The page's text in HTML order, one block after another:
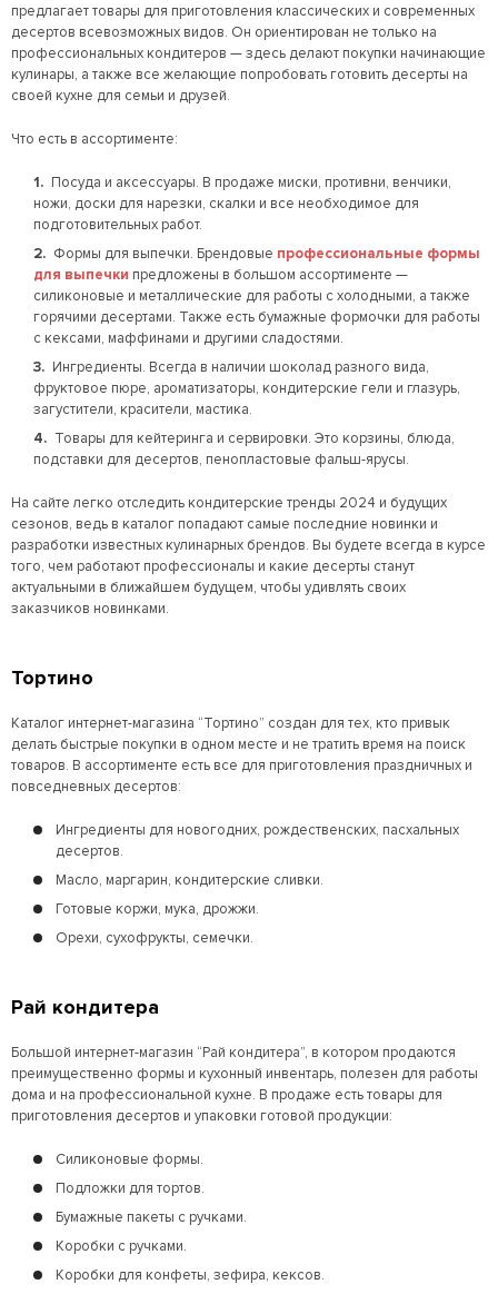
предлагает товары для приготовления классических и современных
десертов всевозможных видов. Он ориентирован не только на
профессиональных кондитеров — здесь делают покупки начинающие
кулинары, а также все желающие попробовать готовить десерты на
своей кухне для семьи и друзей.
Что есть в ассортименте:
Посуда и аксессуары. В продаже миски, противни, венчики,
ножи, доски для нарезки, скалки и все необходимое для
подготовительных работ.
Формы для выпечки. Брендовые профессиональные формы
для выпечки предложены в большом ассортименте —
силиконовые и металлические для работы с холодными, а также
горячими десертами. Также есть бумажные формочки для работы
с кексами, маффинами и другими сладостями.
Ингредиенты. Всегда в наличии шоколад разного вида,
фруктовое пюре, ароматизаторы, кондитерские гели и глазурь,
загустители, красители, мастика.
Товары для кейтеринга и сервировки. Это корзины, блюда,
подставки для десертов, пенопластовые фальш-ярусы.
На сайте легко отследить кондитерские тренды 2024 и будущих
сезонов, ведь в каталог попадают самые последние новинки и
разработки известных кулинарных брендов. Вы будете всегда в курсе
того, чем работают профессионалы и какие десерты станут
актуальными в ближайшем будущем, чтобы удивлять своих
заказчиков новинками.
Тортино
Каталог интернет-магазина “Тортино” создан для тех, кто привык
делать быстрые покупки в одном месте и не тратить время на поиск
товаров. В ассортименте есть все для приготовления праздничных и
повседневных десертов:
Ингредиенты для новогодних, рождественских, пасхальных
десертов.
Масло, маргарин, кондитерские сливки.
Готовые коржи, мука, дрожжи.
Орехи, сухофрукты, семечки.
Рай кондитера
Большой интернет-магазин “Рай кондитера”, в котором продаются
преимущественно формы и кухонный инвентарь, полезен для работы
дома и на профессиональной кухне. В продаже есть товары для
приготовления десертов и упаковки готовой продукции:
Силиконовые формы.
Подложки для тортов.
Бумажные пакеты с ручками.
Коробки с ручками.
Коробки для конфеты, зефира, кексов.